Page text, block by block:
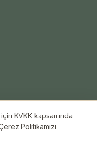
HEMEN AL
saklıdır.
KVKK kapsamında
Politikamızı